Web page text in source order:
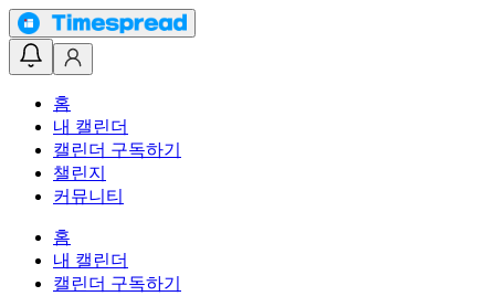
홈
내 캘린더
캘린더 구독하기
챌린지
커뮤니티
홈
내 캘린더
캘린더 구독하기